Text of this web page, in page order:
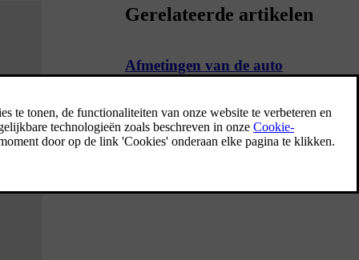
Gerelateerde artikelen
Afmetingen van de auto
zoals lengte en hoogte.